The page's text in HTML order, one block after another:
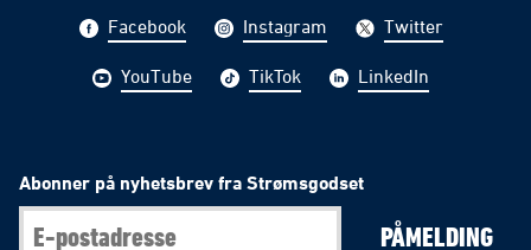
Facebook Instagram Twitter
YouTube TikTok LinkedIn
Abonner på nyhetsbrev fra Strømsgodset
PÅMELDING